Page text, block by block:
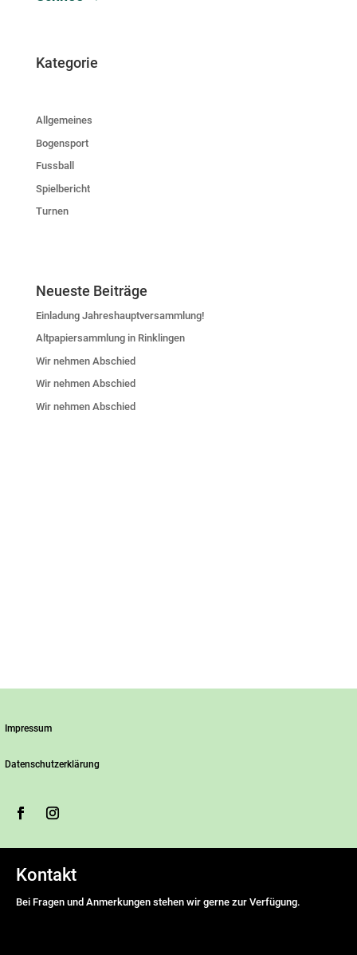
Kategorie
Allgemeines
Bogensport
Fussball
Spielbericht
Turnen
Neueste Beiträge
Einladung Jahreshauptversammlung!
Altpapiersammlung in Rinklingen
Wir nehmen Abschied
Wir nehmen Abschied
Wir nehmen Abschied
Impressum
Datenschutzerklärung
Kontakt
Bei Fragen und Anmerkungen stehen wir gerne zur Verfügung.